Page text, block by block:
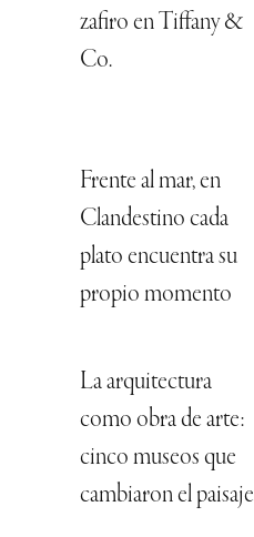
zafiro en Tiffany &
Co.
Frente al mar, en
Clandestino cada
plato encuentra su
propio momento
La arquitectura
como obra de arte:
cinco museos que
cambiaron el paisaje